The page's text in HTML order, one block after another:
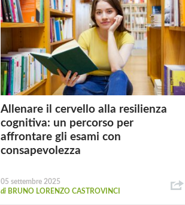
Allenare il cervello alla resilienza
cognitiva: un percorso per
affrontare gli esami con
consapevolezza
05 settembre 2025
di BRUNO LORENZO CASTROVINCI